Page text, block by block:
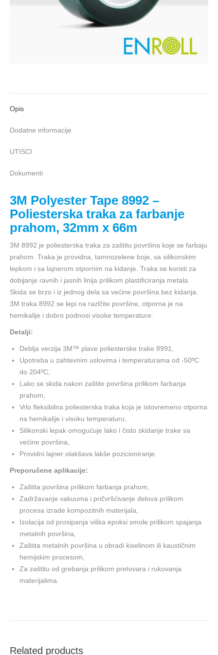
Opis
Dodatne informacije
UTISCI
Dokumenti
3M Polyester Tape 8992 –
Poliesterska traka za farbanje
prahom, 32mm x 66m
3M 8992 je poliesterska traka za zaštitu površina koje se farbaju
prahom. Traka je providna, tamnozelene boje, sa silikonskim
lepkom i sa lajnerom otpornim na kidanje. Traka se koristi za
dobijanje ravnih i jasnih linija prilikom plastificiranja metala.
Skida se brzo i iz jednog dela sa većine površina bez kidanja.
3M traka 8992 se lepi na razlčite površine, otporna je na
hemikalije i dobro podnosi visoke temperature.
Detalji:
Deblja verzija 3M™ plave poliesterske trake 8991,
Upotreba u zahtevnim uslovima i temperaturama od -50ºC
do 204ºC,
Lako se skida nakon zaštite površina prilikom farbanja
prahom,
Vrlo fleksibilna poliesterska traka koja je istovremeno otporna
na hemikalije i visoku temperaturu,
Silikonski lepak omogućuje lako i čisto skidanje trake sa
većine površina,
Providni lajner olakšava lakše pozicioniranje.
Preporučene aplikacije:
Zaštita površina prilikom farbanja prahom,
Zadržavanje vakuuma i pričvršćivanje delova prilikom
procesa izrade kompozitnih materijala,
Izolacija od prosipanja viška epoksi smole prilikom spajanja
metalnih površina,
Zaštita metalnih površina u obradi kiselinom ili kaustičnim
hemijskim procesom,
Za zaštitu od grebanja prilikom pretovara i rukovanja
materijalima.
Related products